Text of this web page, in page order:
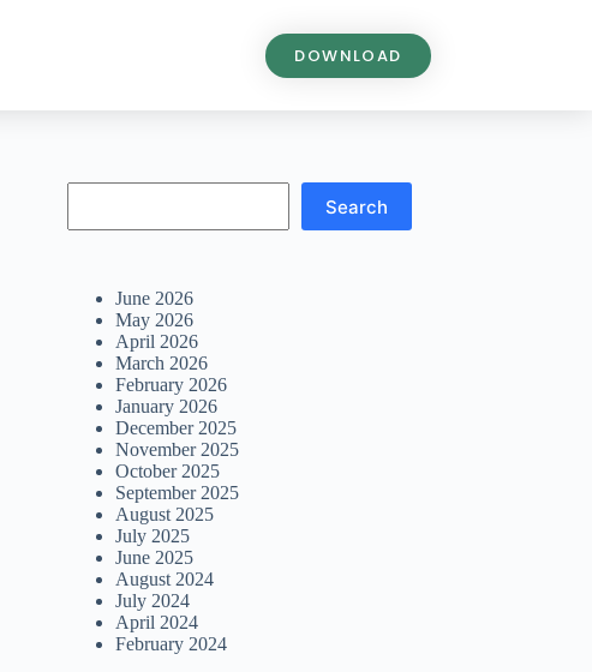
DOWNLOAD
Search
June 2026
May 2026
April 2026
March 2026
February 2026
January 2026
December 2025
November 2025
October 2025
September 2025
August 2025
July 2025
June 2025
August 2024
July 2024
April 2024
February 2024